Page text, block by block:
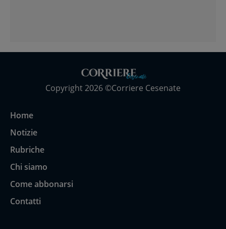
Copyright 2026 ©Corriere Cesenate
Home
Notizie
Rubriche
Chi siamo
Come abbonarsi
Contatti